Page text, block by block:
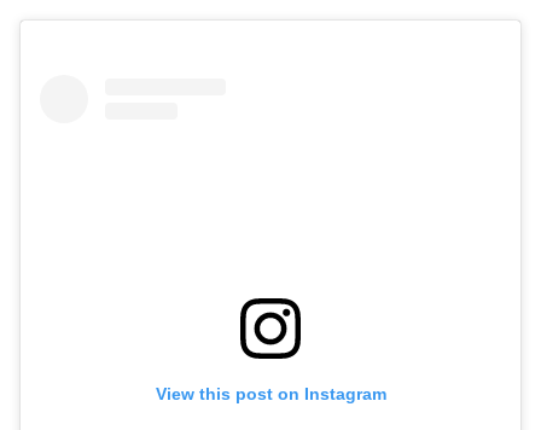
View this post on Instagram